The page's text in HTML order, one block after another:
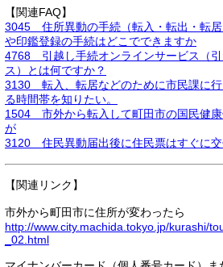
【関連FAQ】
3045 住所異動の手続（転入・転出・転居
や印鑑登録の手続はどこでできますか
4768 引越し手続オンラインサービス（
ス）とは何ですか？
3130 転入、転居などのために市民課に
る時間帯を知りたい。
1504 市外から転入して町田市の国民健
が
3120 住民異動届出後に住民票はすぐに
【関連リンク】
市外から町田市に住所が変わったら
http://www.city.machida.tokyo.jp/kurashi/
_02.html